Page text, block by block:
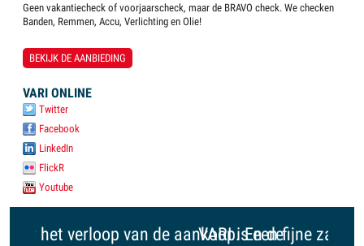
Geen vakantiecheck of voorjaarscheck, maar de BRAVO check. We checken
Banden, Remmen, Accu, Verlichting en Olie!
BEKIJK DE AANBIEDING
VARI ONLINE
Twitter
Facebook
LinkedIn
FlickR
Youtube
VARI is een fijne zaak: er wordt geen druk